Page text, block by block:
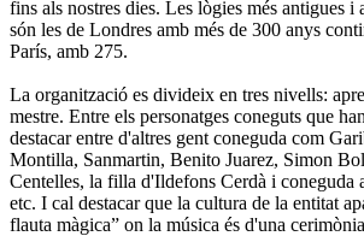
fins als nostres dies. Les lògies més antigues i
són les de Londres amb més de 300 anys
París, amb 275.
La organització es divideix en tres nivells:
mestre. Entre els personatges coneguts que
destacar entre d'altres gent coneguda com
Montilla, Sanmartin, Benito Juarez, Simon
Centelles, la filla d'Ildefons Cerdà i coneguda
etc. I cal destacar que la cultura de la entitat
flauta màgica” on la música és d'una